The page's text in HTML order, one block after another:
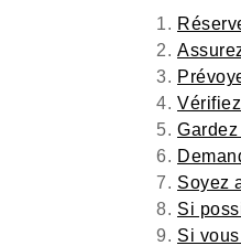
Soyez
Si
Si